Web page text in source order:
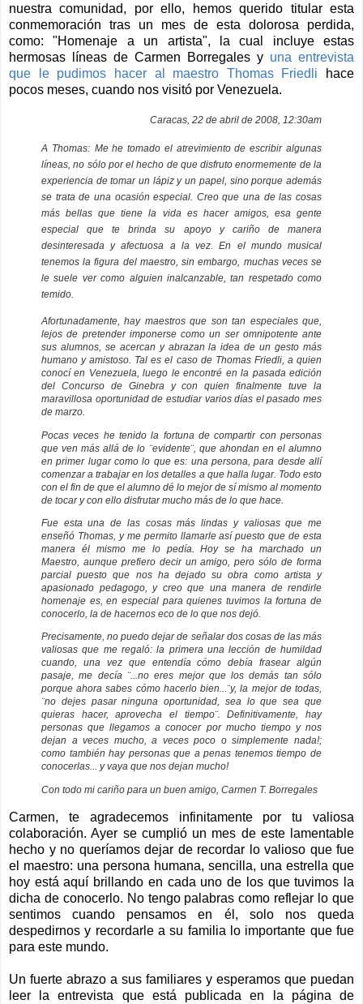
nuestra comunidad, por ello, hemos querido titular esta
conmemoración tras un mes de esta dolorosa perdida,
como: "Homenaje a un artista", la cual incluye estas
hermosas líneas de Carmen Borregales y una entrevista
que le pudimos hacer al maestro Thomas Friedli hace
pocos meses, cuando nos visitó por Venezuela.
Caracas, 22 de abril de 2008, 12:30am
A Thomas: Me he tomado el atrevimiento de escribir algunas
líneas, no sólo por el hecho de que disfruto enormemente de la
experiencia de tomar un lápiz y un papel, sino porque además
se trata de una ocasión especial. Creo que una de las cosas
más bellas que tiene la vida es hacer amigos, esa gente
especial que te brinda su apoyo y cariño de manera
desinteresada y afectuosa a la vez. En el mundo musical
tenemos la figura del maestro, sin embargo, muchas veces se
le suele ver como alguien inalcanzable, tan respetado como
temido.
Afortunadamente, hay maestros que son tan especiales que,
lejos de pretender imponerse como un ser omnipotente ante
sus alumnos, se acercan y abrazan la idea de un gesto más
humano y amistoso. Tal es el caso de Thomas Friedli, a quien
conocí en Venezuela, luego le encontré en la pasada edición
del Concurso de Ginebra y con quien finalmente tuve la
maravillosa oportunidad de estudiar varios días el pasado mes
de marzo.
Pocas veces he tenido la fortuna de compartir con personas
que ven más allá de lo ¨evidente¨, que ahondan en el alumno
en primer lugar como lo que es: una persona, para desde allí
comenzar a trabajar en los detalles a que halla lugar. Todo esto
con el fin de que el alumno dé lo mejor de sí mismo al momento
de tocar y con ello disfrutar mucho más de lo que hace.
Fue esta una de las cosas más lindas y valiosas que me
enseñó Thomas, y me permito llamarle así puesto que de esta
manera él mismo me lo pedía. Hoy se ha marchado un
Maestro, aunque prefiero decir un amigo, pero sólo de forma
parcial puesto que nos ha dejado su obra como artista y
apasionado pedagogo, y creo que una manera de rendirle
homenaje es, en especial para quienes tuvimos la fortuna de
conocerlo, la de hacernos eco de lo que nos dejó.
Precisamente, no puedo dejar de señalar dos cosas de las más
valiosas que me regaló: la primera una lección de humildad
cuando, una vez que entendía cómo debía frasear algún
pasaje, me decía ¨...no eres mejor que los demás tan sólo
porque ahora sabes cómo hacerlo bien...¨y, la mejor de todas,
¨no dejes pasar ninguna oportunidad, sea lo que sea que
quieras hacer, aprovecha el tiempo¨. Definitivamente, hay
personas que llegamos a conocer por mucho tiempo y nos
dejan a veces mucho, a veces poco o simplemente nada!;
como también hay personas que a penas tenemos tiempo de
conocerlas... y vaya que nos dejan mucho!
Con todo mi cariño para un buen amigo, Carmen T. Borregales
Carmen, te agradecemos infinitamente por tu valiosa
colaboración. Ayer se cumplió un mes de este lamentable
hecho y no queríamos dejar de recordar lo valioso que fue
el maestro: una persona humana, sencilla, una estrella que
hoy está aquí brillando en cada uno de los que tuvimos la
dicha de conocerlo. No tengo palabras como reflejar lo que
sentimos cuando pensamos en él, solo nos queda
despedirnos y recordarle a su familia lo importante que fue
para este mundo.
Un fuerte abrazo a sus familiares y esperamos que puedan
leer la entrevista que está publicada en la página de